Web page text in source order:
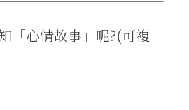
「心情故事」呢?(可複